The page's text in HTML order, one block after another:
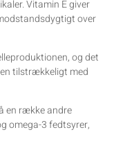
Vitamin E giver
over
og det
tilstrækkeligt med
en række andre
omega-3 fedtsyrer,